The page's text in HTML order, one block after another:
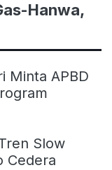
Hanwa,
Minta APBD
Slow
Cedera